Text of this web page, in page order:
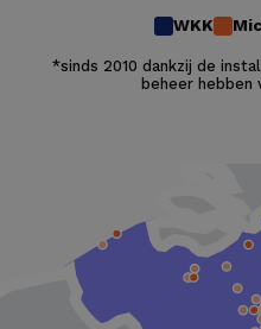
WKK
*sinds 2010 dankzij de
beheer hebben